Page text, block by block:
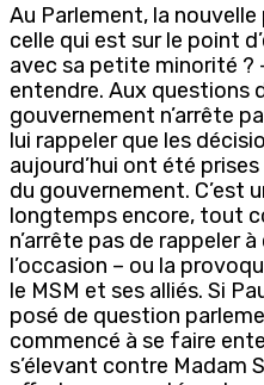
Au Parlement, la
celle qui est sur le point
avec sa petite minorité ?
entendre. Aux questions
gouvernement n’arrête
lui rappeler que les
aujourd’hui ont été
du gouvernement. C’est
longtemps encore, tout
n’arrête pas de rappeler
l’occasion – ou la
le MSM et ses alliés. Si
posé de question
commencé à se faire
s’élevant contre Madam